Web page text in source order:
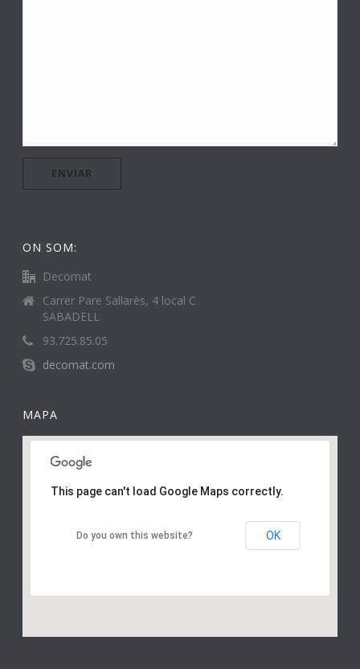
ON SOM:
Decomat
Carrer Pare Sallarès, 4 local C
SABADELL
93.725.85.05
decomat.com
MAPA
This page can't load Google Maps correctly.
Do you own this website? OK